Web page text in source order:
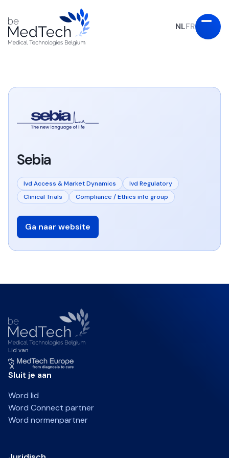
NLFR
Sebia
Ivd Access & Market Dynamics
Ivd Regulatory
Clinical Trials
Compliance / Ethics info group
Ga naar website
Lid van
Sluit je aan
Word lid
Word Connect partner
Word normenpartner